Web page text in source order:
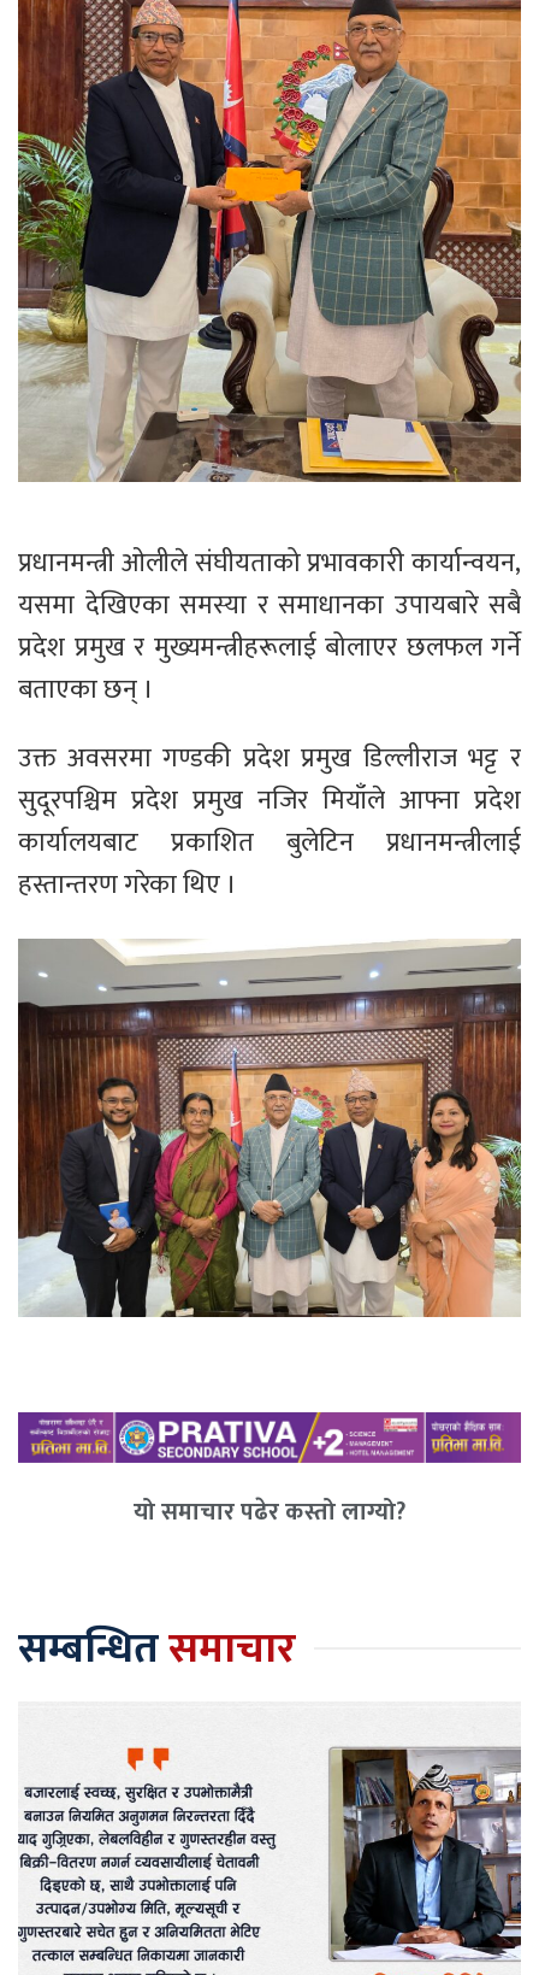
प्रधानमन्त्री ओलीले संघीयताको प्रभावकारी कार्यान्वयन,
यसमा देखिएका समस्या र समाधानका उपायबारे सबै
प्रदेश प्रमुख र मुख्यमन्त्रीहरूलाई बोलाएर छलफल गर्ने
बताएका छन् ।
उक्त अवसरमा गण्डकी प्रदेश प्रमुख डिल्लीराज भट्ट र
सुदूरपश्चिम प्रदेश प्रमुख नजिर मियाँले आफ्ना प्रदेश
कार्यालयबाट प्रकाशित बुलेटिन प्रधानमन्त्रीलाई
हस्तान्तरण गरेका थिए ।
यो समाचार पढेर कस्तो लाग्यो?
सम्बन्धितसमाचार